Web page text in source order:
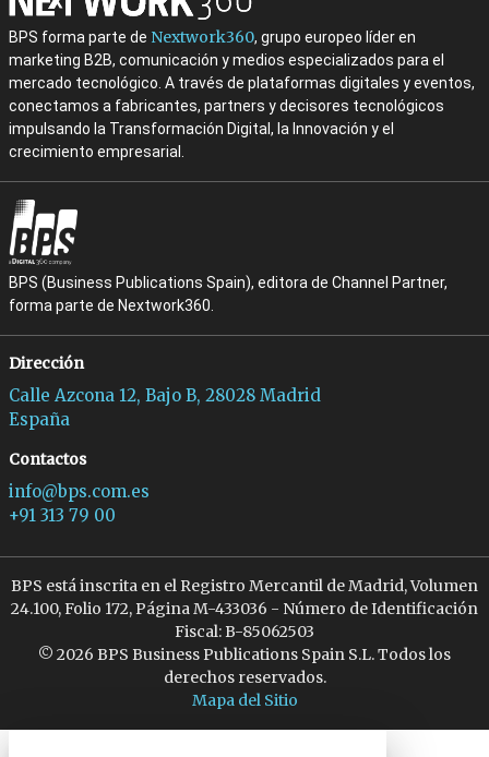
BPS forma parte de Nextwork360, grupo europeo líder en
marketing B2B, comunicación y medios especializados para el
mercado tecnológico. A través de plataformas digitales y eventos,
conectamos a fabricantes, partners y decisores tecnológicos
impulsando la Transformación Digital, la Innovación y el
crecimiento empresarial.
BPS (Business Publications Spain), editora de Channel Partner,
forma parte de Nextwork360.
Dirección
Calle Azcona 12, Bajo B, 28028 Madrid
España
Contactos
info@bps.com.es
+91 313 79 00
BPS está inscrita en el Registro Mercantil de Madrid, Volumen
24.100, Folio 172, Página M-433036 - Número de Identificación
Fiscal: B-85062503
© 2026 BPS Business Publications Spain S.L. Todos los
derechos reservados.
Mapa del Sitio